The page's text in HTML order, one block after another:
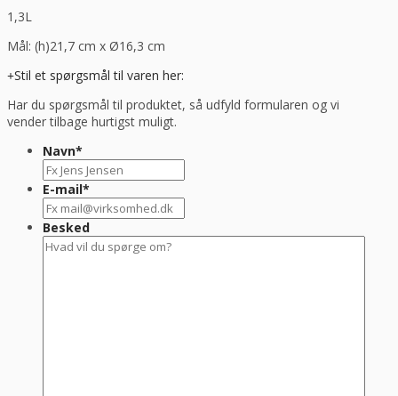
1,3L
Mål: (h)21,7 cm x Ø16,3 cm
Stil et spørgsmål til varen her:
Har du spørgsmål til produktet, så udfyld formularen og vi
vender tilbage hurtigst muligt.
Navn*
E-mail*
Besked